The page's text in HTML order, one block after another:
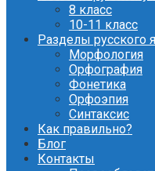
8 класс
10-11 класс
Разделы русского
Морфология
Орфография
Фонетика
Орфоэпия
Синтаксис
Как правильно?
Блог
Контакты